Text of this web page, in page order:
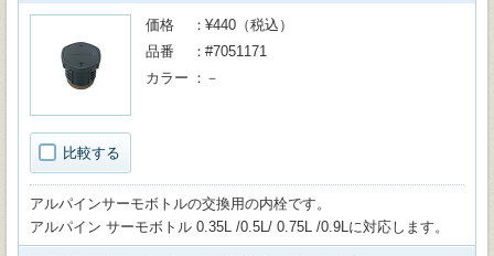
比較する
価格
¥440（税込）
品番
#7051171
カラー
－
アルパインサーモボトルの交換用の内栓です。
アルパイン サーモボトル 0.35L /0.5L/ 0.75L /0.9Lに対応します。